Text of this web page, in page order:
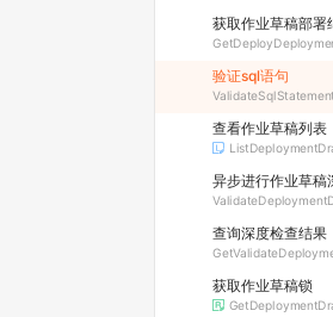
获取作业草稿部署
验证sql语句
ValidateSqlStatement
查看作业草稿列表
异步进行作业草稿
查询深度检查结果
获取作业草稿锁